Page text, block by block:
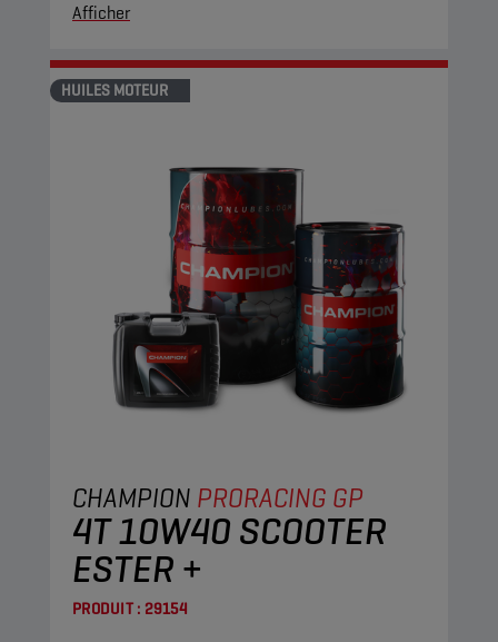
Afficher
HUILES MOTEUR
CHAMPION PRORACING GP
4T 10W40 SCOOTER
ESTER +
PRODUIT : 29154